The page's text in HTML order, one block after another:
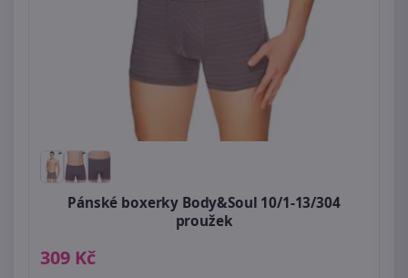
Pánské boxerky Body&Soul 10/1-13/304
proužek
309 Kč